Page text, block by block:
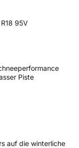
95V
Piste
auf die winterliche